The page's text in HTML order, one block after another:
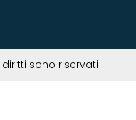
sono riservati